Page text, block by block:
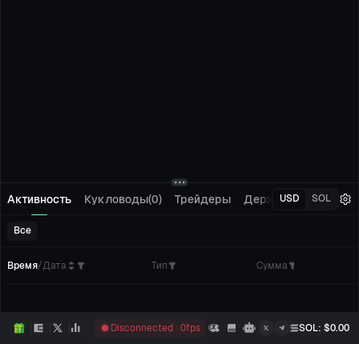
Активность Кукловоды(0) Трейдеры Держатели(0)
USD SOL
Все
Время/Дата Тип Сумма
Disconnected 0fps SOL: $0.00